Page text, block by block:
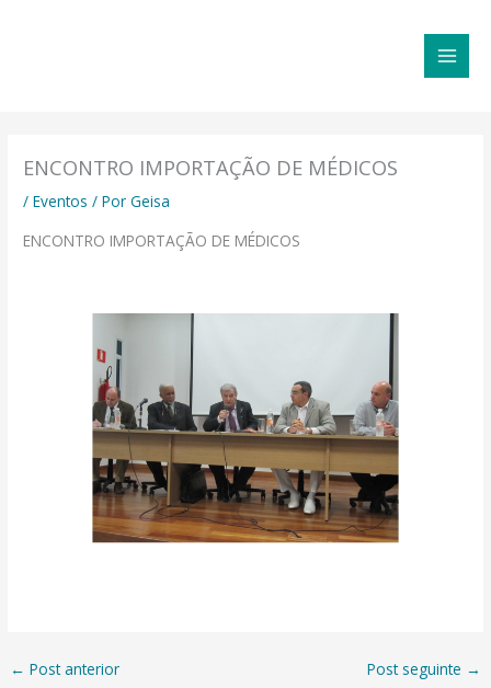
ENCONTRO IMPORTAÇÃO DE MÉDICOS
/Eventos / PorGeisa
ENCONTRO IMPORTAÇÃO DE MÉDICOS
← Post anterior Post seguinte →